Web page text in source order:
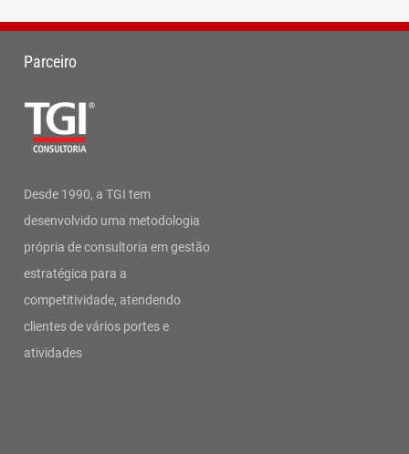
Parceiro
Desde 1990, a TGI tem
desenvolvido uma metodologia
própria de consultoria em gestão
estratégica para a
competitividade, atendendo
clientes de vários portes e
atividades